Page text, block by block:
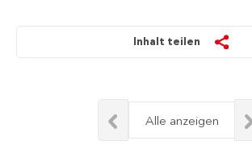
Inhalt teilen
Alle anzeigen